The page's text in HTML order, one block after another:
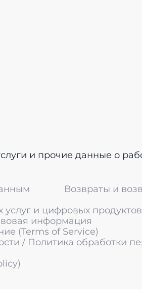
и прочие данные о
Возвраты и
и цифровых продуктов
информация
(Terms of Service)
/ Политика обработки